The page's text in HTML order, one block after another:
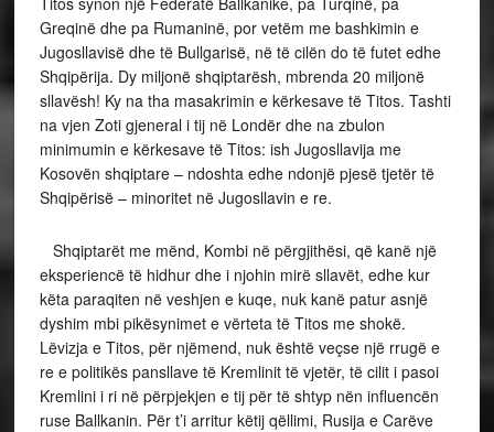
Greqinë dhe pa Rumaninë, por vetëm me bashkimin e
Jugosllavisë dhe të Bullgarisë, në të cilën do të futet edhe
Shqipërija. Dy miljonë shqiptarësh, mbrenda 20 miljonë
sllavësh! Ky na tha masakrimin e kërkesave të Titos. Tashti
na vjen Zoti gjeneral i tij në Londër dhe na zbulon
minimumin e kërkesave të Titos: ish Jugosllavija me
Kosovën shqiptare – ndoshta edhe ndonjë pjesë tjetër të
Shqipërisë – minoritet në Jugosllavin e re.
Shqiptarët me mënd, Kombi në përgjithësi, që kanë një
eksperiencë të hidhur dhe i njohin mirë sllavët, edhe kur
këta paraqiten në veshjen e kuqe, nuk kanë patur asnjë
dyshim mbi pikësynimet e vërteta të Titos me shokë.
Lëvizja e Titos, për njëmend, nuk është veçse një rrugë e
re e politikës pansllave të Kremlinit të vjetër, të cilit i pasoi
Kremlini i ri në përpjekjen e tij për të shtyp nën influencën
ruse Ballkanin. Për t’i arritur këtij qëllimi, Rusija e Carëve